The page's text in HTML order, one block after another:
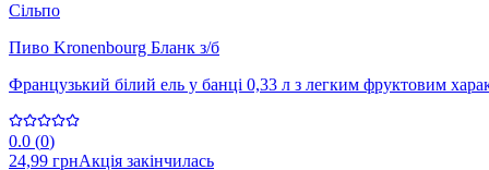
Сільпо
Пиво Kronenbourg Бланк з/б
Французький білий ель у банці 0,33 л з легким фруктовим
0.0 (0)
24,99 грнАкція закінчилась